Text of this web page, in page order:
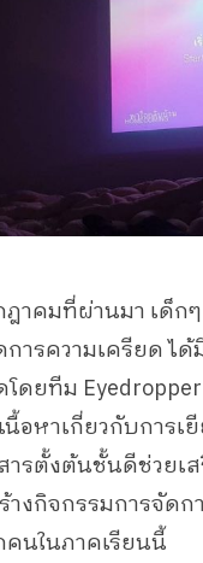
าคมที่ผ่านมา เด็กๆ
ารความเครียด ได้
ดยทีม
อหาเกี่ยวกับการเ
ารตั้งต้นชั้นดีช่วยเ
งกิจกรรมการจัดก
นในภาคเรียนนี้